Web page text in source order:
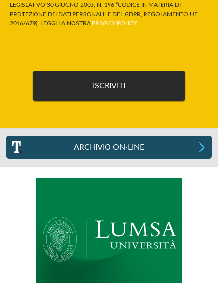
LEGISLATIVO 30 GIUGNO 2003, N. 196 “CODICE IN MATERIA DI
PROTEZIONE DEI DATI PERSONALI” E DEL GDPR, REGOLAMENTO UE
2016/679). LEGGI LA NOSTRA PRIVACY POLICY.
ARCHIVIO ON-LINE